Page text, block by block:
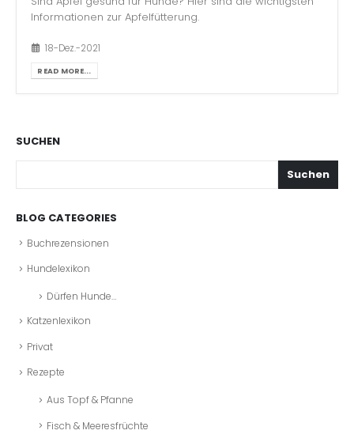
Informationen zur Apfelfütterung.
18-Dez.-2021
READ MORE...
SUCHEN
Suchen
BLOG CATEGORIES
Buchrezensionen
Hundelexikon
Dürfen Hunde…
Katzenlexikon
Privat
Rezepte
Aus Topf & Pfanne
Fisch & Meeresfrüchte